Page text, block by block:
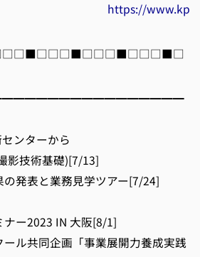
https://www.kp
ンターから
影技術基礎)[7/13]
発表と業務見学ツアー[7/24]
ー2023 IN 大阪[8/1]
ル共同企画「事業展開力養成実践